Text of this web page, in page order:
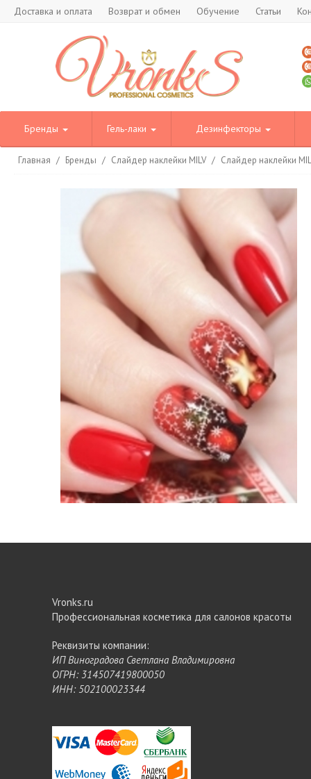
Доставка и оплата Возврат и обмен Обучение Статьи
Бренды Гель-лаки Дезинфекторы
Главная / Бренды / Слайдер наклейки MILV / Слайдер наклейки
Vronks.ru
Профессиональная косметика для салонов красоты
Реквизиты компании:
ИП Виноградова Светлана Владимировна
ОГРН: 314507419800050
ИНН: 502100023344